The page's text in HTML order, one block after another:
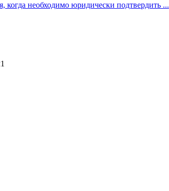
когда необходимо юридически подтвердить ...